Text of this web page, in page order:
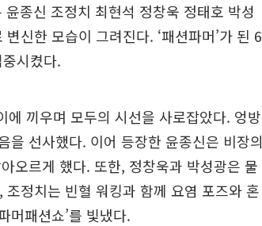
종신 조정치 최현석 정창욱 정태호 박성
신한 모습이 그려진다. ‘패션파머’가 된 6
시켰다.
끼우며 모두의 시선을 사로잡았다. 엉방
을 선사했다. 이어 등장한 윤종신은 비장의
오르게 했다. 또한, 정창욱과 박성광은 물
정치는 빈혈 워킹과 함께 요염 포즈와 혼
머패션쇼’를 빛냈다.